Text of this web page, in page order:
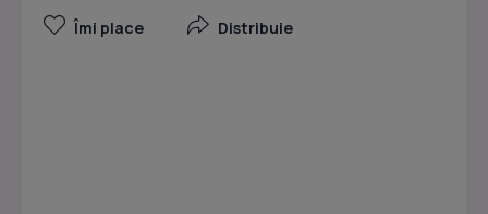
Îmi place Distribuie